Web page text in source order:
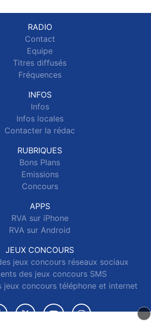
RADIO
Contact
Equipe
Titres diffusés
Fréquences
INFOS
Infos
Infos locales
Contacter la rédac
RUBRIQUES
Bons Plans
Emissions
Concours
APPS
RVA sur iPhone
RVA sur Android
JEUX CONCOURS
jeux concours réseaux sociaux
des jeux concours SMS
jeux concours téléphone et internet